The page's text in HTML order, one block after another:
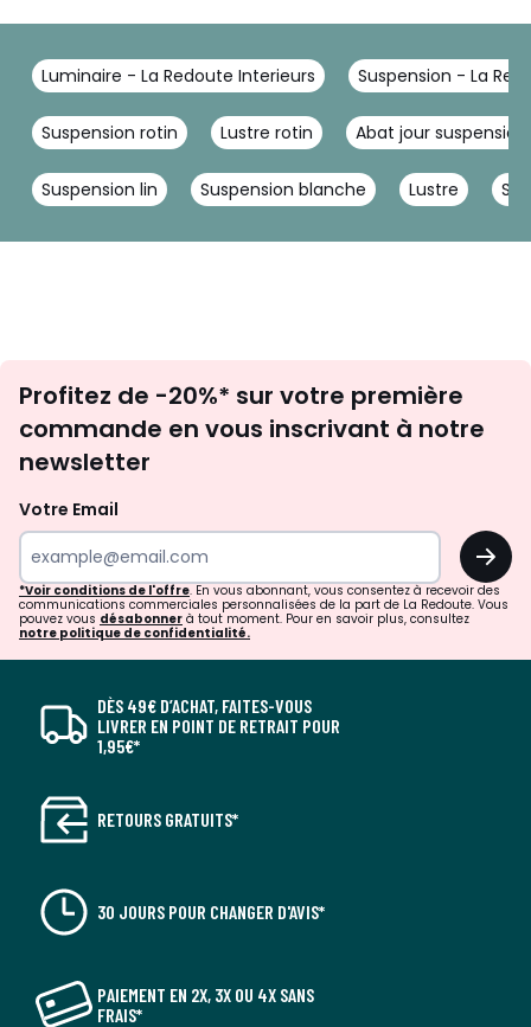
Luminaire - La Redoute Interieurs Suspension - La
Suspension rotin Lustre rotin Abat jour suspension
Suspension lin Suspension blanche Lustre
newsletter
Profitez de -20%* sur votre première
commande en vous inscrivant à notre
newsletter
Votre Email
OK
*Voir conditions de l'offre. En vous abonnant, vous consentez à recevoir des
communications commerciales personnalisées de la part de La Redoute. Vous
pouvez vous désabonner à tout moment. Pour en savoir plus, consultez
notre politique de confidentialité.
DÈS 49€ D’ACHAT, FAITES-VOUS
LIVRER EN POINT DE RETRAIT POUR
1,95€*
RETOURS GRATUITS*
30 JOURS POUR CHANGER D'AVIS*
PAIEMENT EN 2X, 3X OU 4X SANS
FRAIS*